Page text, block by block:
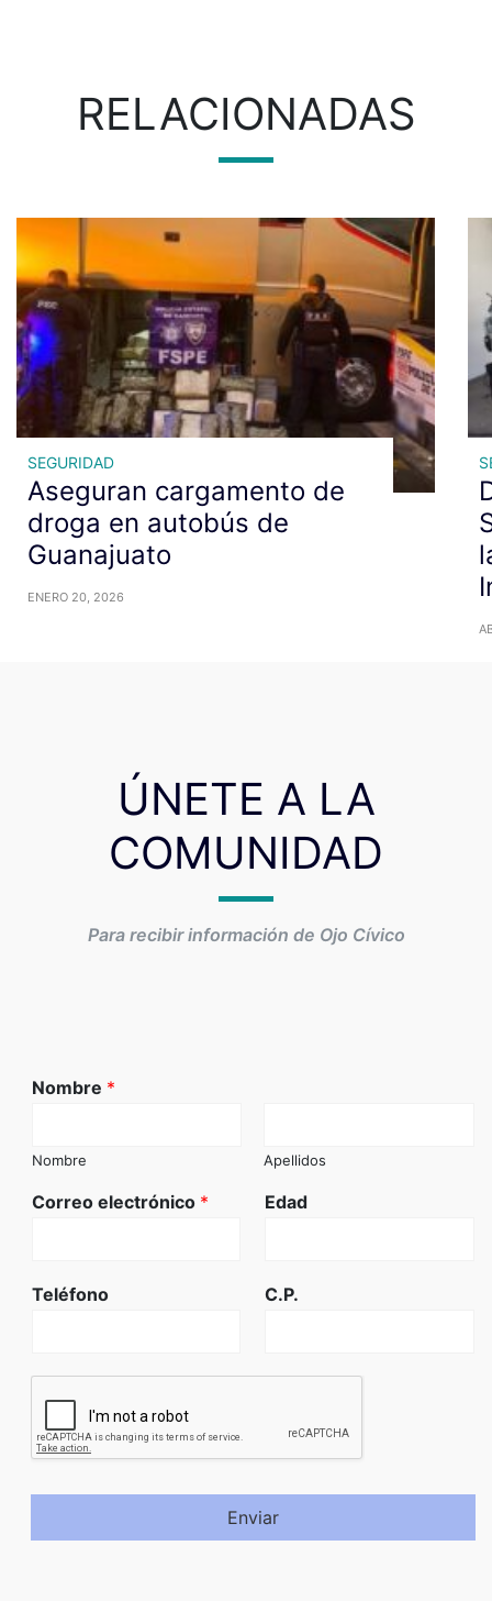
RELACIONADAS
SEGURIDAD
Aseguran cargamento de
droga en autobús de
Guanajuato
ENERO 20, 2026
ÚNETE A LA
COMUNIDAD
Para recibir información de Ojo Cívico
Nombre *
Nombre Apellidos
Correo electrónico * Edad
Teléfono C.P.
Enviar